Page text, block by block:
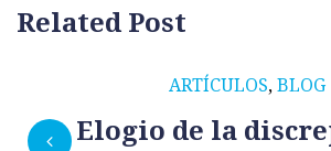
Related Post
ARTÍCULOS, BLOG
Elogio de la